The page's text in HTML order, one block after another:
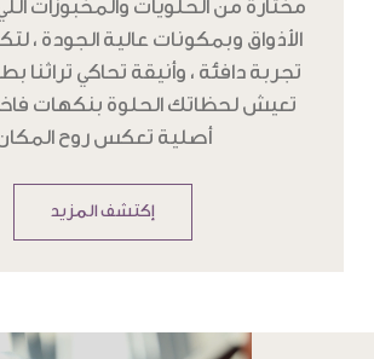
مختارة من الحلويات والمخبوزات
الأذواق وبمكونات عالية الجودة ،
تجربة دافئة ، وأنيقة تحاكي تراثنا
تعيش لحظاتك الحلوة بنكهات
أصلية تعكس روح
إكتشف المزيد